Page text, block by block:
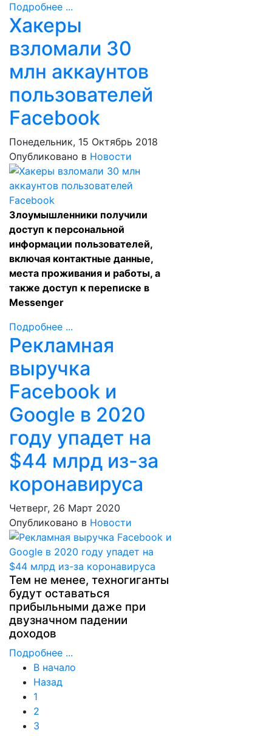
Подробнее ...
Хакеры
взломали 30
млн аккаунтов
пользователей
Facebook
Понедельник, 15 Октябрь 2018
Опубликовано в Новости
Злоумышленники получили
доступ к персональной
информации пользователей,
включая контактные данные,
места проживания и работы, а
также доступ к переписке в
Messenger
Подробнее ...
Рекламная
выручка
Facebook и
Google в 2020
году упадет на
$44 млрд из-за
коронавируса
Четверг, 26 Март 2020
Опубликовано в Новости
Тем не менее, техногиганты
будут оставаться
прибыльными даже при
двузначном падении
доходов
Подробнее ...
В начало
Назад
1
2
3